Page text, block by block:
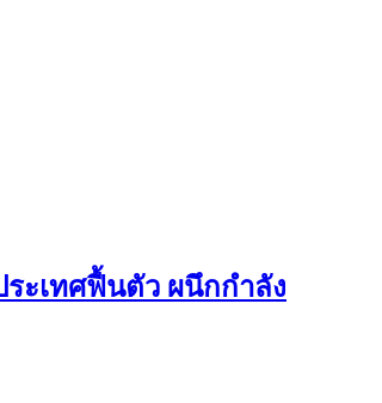
ระเทศฟื้นตัว ผนึกกำลัง